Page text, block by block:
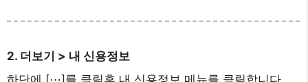
2. 더보기 > 내 신용정보